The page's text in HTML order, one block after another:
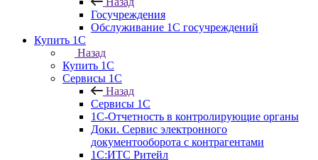
Госучреждения
Обслуживание 1С госучреждений
Купить 1С
Назад
Купить 1С
Сервисы 1С
Назад
Сервисы 1С
1С-Отчетность в контролирующие органы
Доки. Сервис электронного
документооборота с контрагентами
1С:ИТС Ритейл